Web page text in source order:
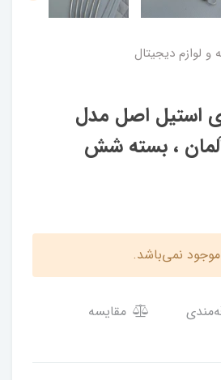
و لوازم دیجیتال
استیل اصل مدل
، بسته شش
نمی‌باشد.
مقایسه